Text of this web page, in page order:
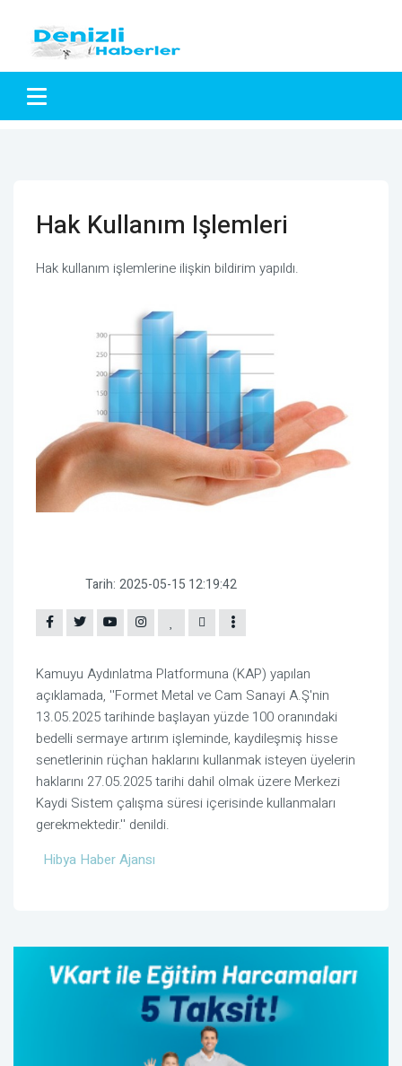
Hak Kullanım Işlemleri
Hak kullanım işlemlerine ilişkin bildirim yapıldı.
Tarih: 2025-05-15 12:19:42
Kamuyu Aydınlatma Platformuna (KAP) yapılan
açıklamada, ''Formet Metal ve Cam Sanayi A.Ş'nin
13.05.2025 tarihinde başlayan yüzde 100 oranındaki
bedelli sermaye artırım işleminde, kaydileşmiş hisse
senetlerinin rüçhan haklarını kullanmak isteyen üyelerin
haklarını 27.05.2025 tarihi dahil olmak üzere Merkezi
Kaydi Sistem çalışma süresi içerisinde kullanmaları
gerekmektedir.'' denildi.
Hibya Haber Ajansı